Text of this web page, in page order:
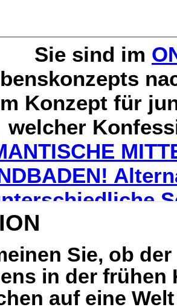
Sie, ob
in der frühen
auf eine